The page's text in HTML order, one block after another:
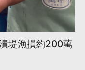
堤漁損約200萬